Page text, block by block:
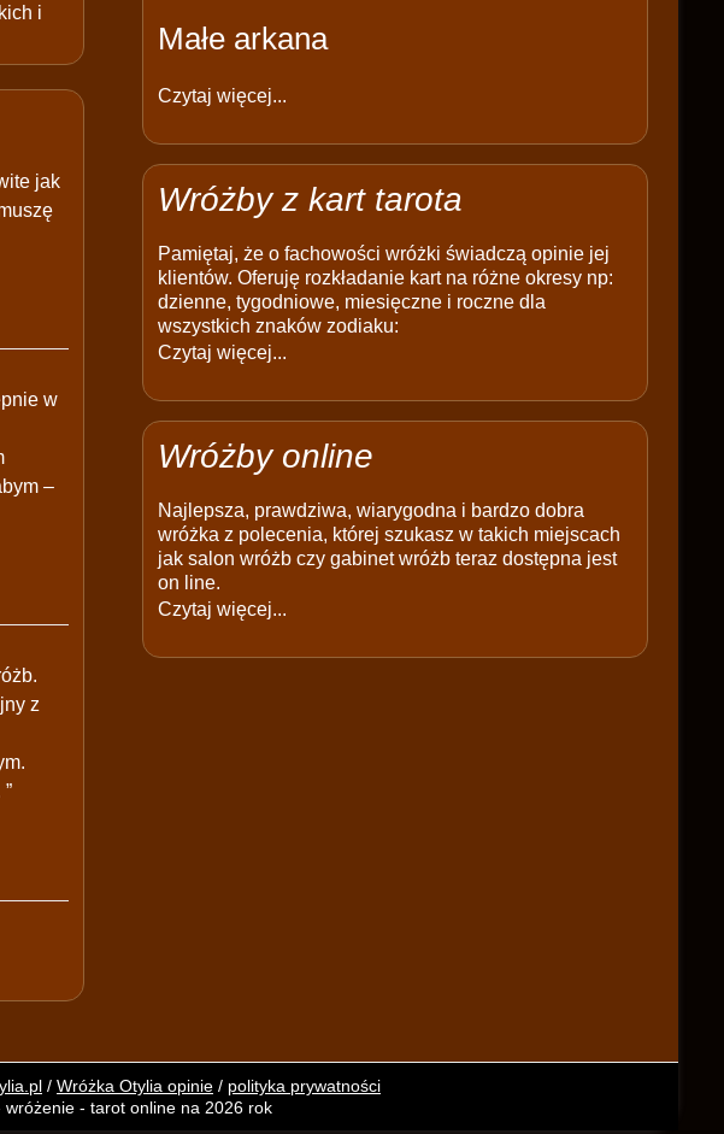
i
jak
w
–
z
Małe arkana
Czytaj więcej...
Wróżby z kart tarota
Pamiętaj, że o fachowości wróżki świadczą opinie jej
klientów. Oferuję rozkładanie kart na różne okresy np:
dzienne, tygodniowe, miesięczne i roczne dla
wszystkich znaków zodiaku:
Czytaj więcej...
Wróżby online
Najlepsza, prawdziwa, wiarygodna i bardzo dobra
wróżka z polecenia, której szukasz w takich miejscach
jak salon wróżb czy gabinet wróżb teraz dostępna jest
on line.
Czytaj więcej...
/ Wróżka Otylia opinie / polityka prywatności
- tarot online na 2026 rok